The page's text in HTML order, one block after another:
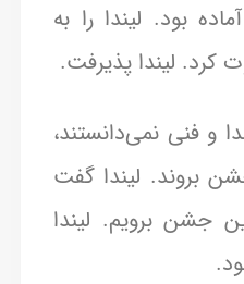
بود. لیندا را به
لیندا پذیرفت.
و فنی نمی‌دانستند،
بروند. لیندا گفت
جشن برویم. لیندا